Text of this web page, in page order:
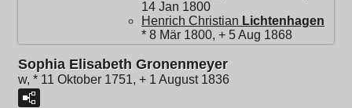
14 Jan 1800
Henrich Christian Lichtenhagen
* 8 Mär 1800, + 5 Aug 1868
Sophia Elisabeth Gronenmeyer
w, * 11 Oktober 1751, + 1 August 1836